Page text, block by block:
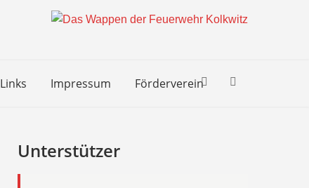
Links Impressum Förderverein
Unterstützer